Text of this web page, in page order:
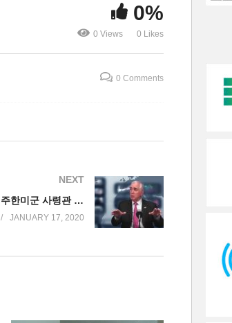
새해 한반도 안보 대담
0%
0 Views 0 Likes
0 Comments
NEXT
[WKTV 대담] 전 주한미군 사령관 존 틸럴리 한국전 참전 기념 재단 이사장
JANUARY 17, 2020